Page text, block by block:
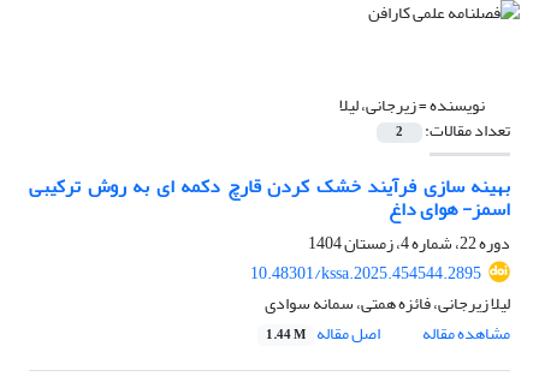
نویسنده =زیرجانی، لیلا
تعداد مقالات: 2
بهینه سازی فرآیند خشک کردن قارچ دکمه ای به روش ترکیبی
اسمز- هوای داغ
دوره 22، شماره 4، زمستان 1404
10.48301/kssa.2025.454544.2895
لیلا زیرجانی، فائزه همتی، سمانه سوادی
مشاهده مقاله
اصل مقاله 1.44 M